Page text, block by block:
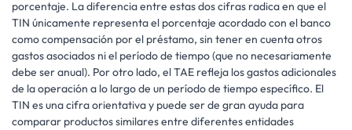
porcentaje. La diferencia entre estas dos cifras radica en que el
TIN únicamente representa el porcentaje acordado con el banco
como compensación por el préstamo, sin tener en cuenta otros
gastos asociados ni el período de tiempo (que no necesariamente
debe ser anual). Por otro lado, el TAE refleja los gastos adicionales
de la operación a lo largo de un período de tiempo específico. El
TIN es una cifra orientativa y puede ser de gran ayuda para
comparar productos similares entre diferentes entidades